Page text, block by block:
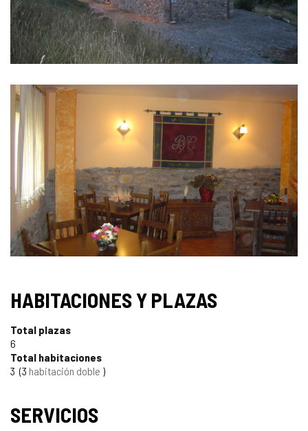
HABITACIONES Y PLAZAS
Total plazas
6
Total habitaciones
3 3 habitación doble
SERVICIOS